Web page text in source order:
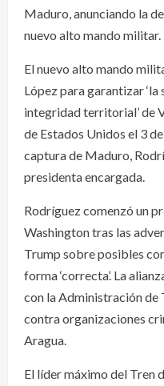
Maduro, anunciando la
nuevo alto mando militar.
El nuevo alto mando
López para garantizar
integridad territorial’ de
de Estados Unidos el 3
captura de Maduro,
presidenta encargada.
Rodríguez comenzó un
Washington tras las
Trump sobre posibles
forma ‘correcta’. La
con la Administración de
contra organizaciones
Aragua.
El líder máximo del Tren